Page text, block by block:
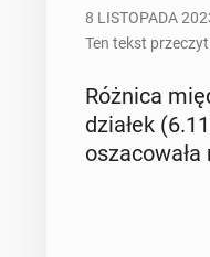
8 LISTOPADA
Ten tekst
Różnica
dzia­łek